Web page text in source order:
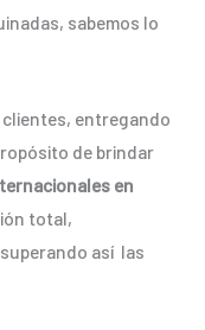
sabemos lo
entregando
de brindar
en
total,
así las